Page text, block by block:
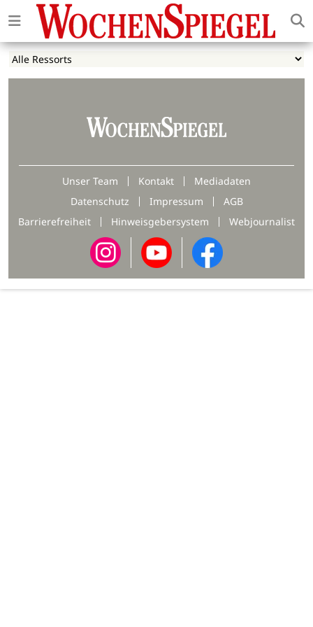
Unser Team Kontakt
Mediadaten
Datenschutz
Impressum
AGB
Barrierefreiheit
Hinweisgebersystem Webjournalist